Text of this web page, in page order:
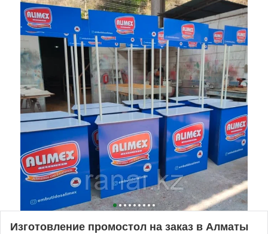
Изготовление промостол на заказ в Алматы